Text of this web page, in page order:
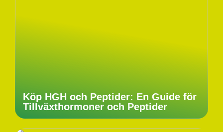
Köp HGH och Peptider: En Guide för
Tillväxthormoner och Peptider